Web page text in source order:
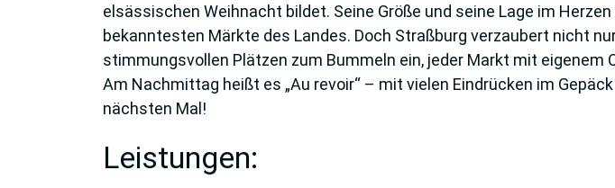
elsässischen Weihnacht bildet. Seine Größe und seine Lage im
bekanntesten Märkte des Landes. Doch Straßburg verzaubert nicht
stimmungsvollen Plätzen zum Bummeln ein, jeder Markt mit eigenem
Am Nachmittag heißt es „Au revoir“ – mit vielen Eindrücken im
nächsten Mal!
Leistungen: